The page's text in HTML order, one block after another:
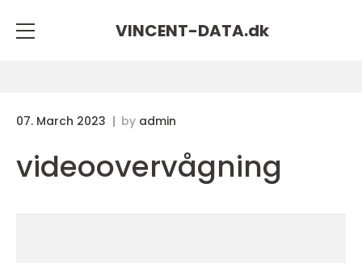
VINCENT-DATA.dk
07. March 2023 by admin
videoovervågning